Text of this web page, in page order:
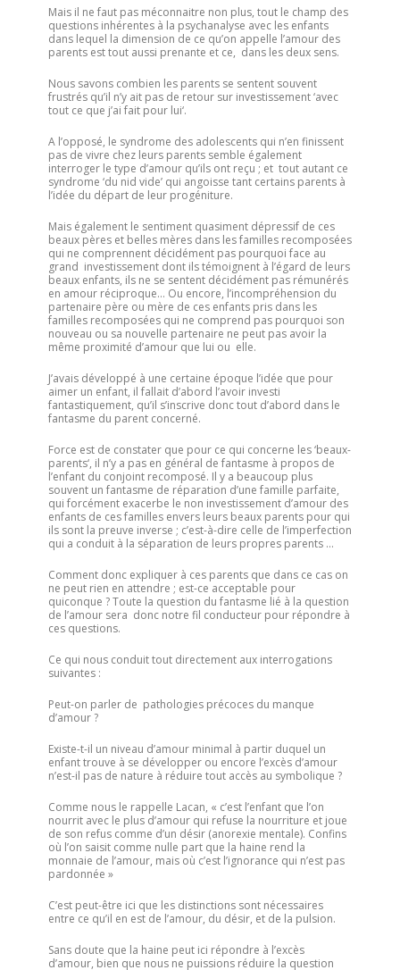
Mais il ne faut pas méconnaitre non plus, tout le champ des
questions inhérentes à la psychanalyse avec les enfants
dans lequel la dimension de ce qu’on appelle l’amour des
parents est tout aussi prenante et ce, dans les deux sens.
Nous savons combien les parents se sentent souvent
frustrés qu’il n’y ait pas de retour sur investissement ‘avec
tout ce que j’ai fait pour lui‘.
A l’opposé, le syndrome des adolescents qui n’en finissent
pas de vivre chez leurs parents semble également
interroger le type d’amour qu’ils ont reçu ; et tout autant ce
syndrome ‘du nid vide’ qui angoisse tant certains parents à
l’idée du départ de leur progéniture.
Mais également le sentiment quasiment dépressif de ces
beaux pères et belles mères dans les familles recomposées
qui ne comprennent décidément pas pourquoi face au
grand investissement dont ils témoignent à l’égard de leurs
beaux enfants, ils ne se sentent décidément pas rémunérés
en amour réciproque… Ou encore, l’incompréhension du
partenaire père ou mère de ces enfants pris dans les
familles recomposées qui ne comprend pas pourquoi son
nouveau ou sa nouvelle partenaire ne peut pas avoir la
même proximité d’amour que lui ou elle.
J’avais développé à une certaine époque l’idée que pour
aimer un enfant, il fallait d’abord l’avoir investi
fantastiquement, qu’il s’inscrive donc tout d’abord dans le
fantasme du parent concerné.
Force est de constater que pour ce qui concerne les ‘beaux-
parents‘, il n’y a pas en général de fantasme à propos de
l’enfant du conjoint recomposé. Il y a beaucoup plus
souvent un fantasme de réparation d’une famille parfaite,
qui forcément exacerbe le non investissement d’amour des
enfants de ces familles envers leurs beaux parents pour qui
ils sont la preuve inverse ; c’est-à-dire celle de l’imperfection
qui a conduit à la séparation de leurs propres parents …
Comment donc expliquer à ces parents que dans ce cas on
ne peut rien en attendre ; est-ce acceptable pour
quiconque ? Toute la question du fantasme lié à la question
de l’amour sera donc notre fil conducteur pour répondre à
ces questions.
Ce qui nous conduit tout directement aux interrogations
suivantes :
Peut-on parler de pathologies précoces du manque
d’amour ?
Existe-t-il un niveau d’amour minimal à partir duquel un
enfant trouve à se développer ou encore l’excès d’amour
n’est-il pas de nature à réduire tout accès au symbolique ?
Comme nous le rappelle Lacan, « c’est l’enfant que l’on
nourrit avec le plus d’amour qui refuse la nourriture et joue
de son refus comme d’un désir (anorexie mentale). Confins
où l’on saisit comme nulle part que la haine rend la
monnaie de l’amour, mais où c’est l’ignorance qui n’est pas
pardonnée »
C’est peut-être ici que les distinctions sont nécessaires
entre ce qu’il en est de l’amour, du désir, et de la pulsion.
Sans doute que la haine peut ici répondre à l’excès
d’amour, bien que nous ne puissions réduire la question